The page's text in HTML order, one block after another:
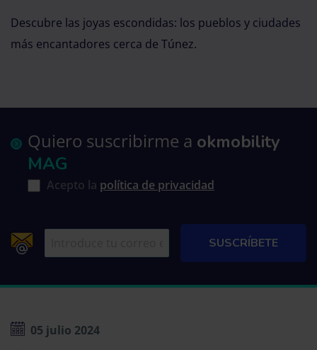
Descubre las joyas escondidas: los pueblos y ciudades
más encantadores cerca de Túnez.
Quiero suscribirme a okmobility
MAG
Acepto la política de privacidad
05 julio 2024